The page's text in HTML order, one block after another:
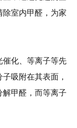
室内甲醛，为家
催化、等离子等先
吸附在其表面，
甲醛，而等离子